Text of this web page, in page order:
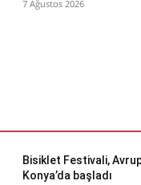
7 Ağustos 2026
Bisiklet Festivali,
Konya’da başladı